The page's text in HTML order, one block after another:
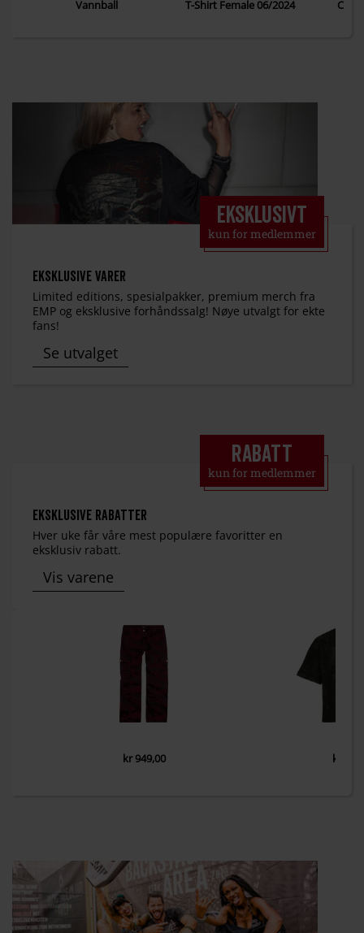
Vannball T-Shirt Female 06/2024 Chip
Eksklusivt
kun for medlemmer
Eksklusive varer
Limited editions, spesialpakker, premium merch fra
EMP og eksklusive forhåndssalg! Nøye utvalgt for ekte
fans!
Se utvalget
Rabatt
kun for medlemmer
Eksklusive rabatter
Hver uke får våre mest populære favoritter en
eksklusiv rabatt.
Vis varene
kr 949,00 kr